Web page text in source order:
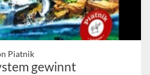
Piatnik
gewinnt